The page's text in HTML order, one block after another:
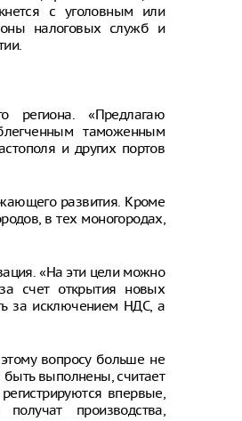
с уголовным или
налоговых служб и
региона. «Предлагаю
таможенным
и других портов
развития. Кроме
в тех моногородах,
«На эти цели можно
счет открытия новых
за исключением НДС, а
вопросу больше не
выполнены, считает
впервые,
производства,